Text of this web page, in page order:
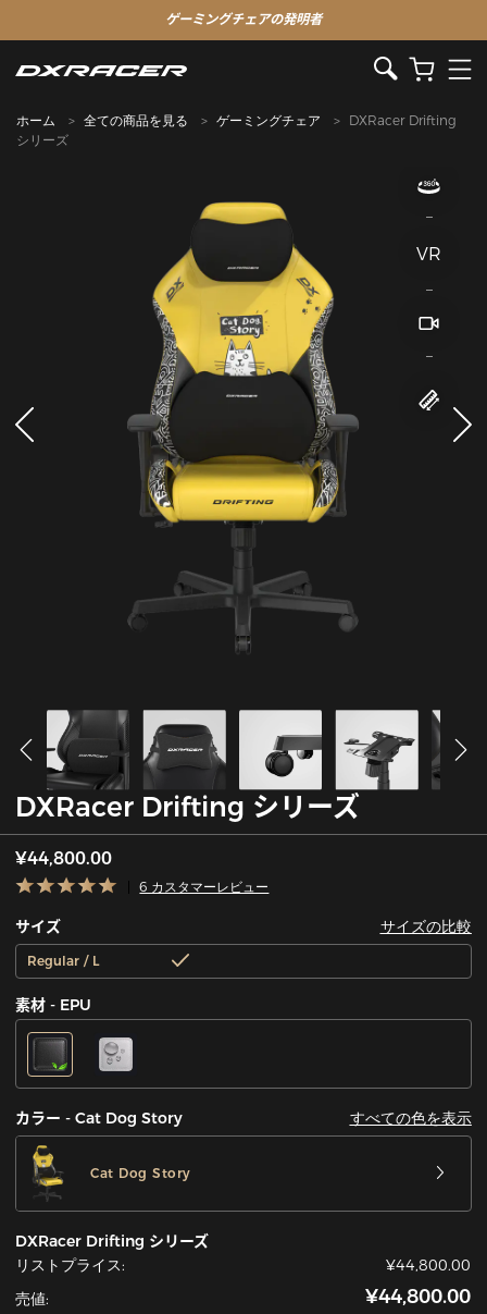
ゲーミングチェアの発明者
ホーム 全ての商品を見る ゲーミングチェア
DXRacer Drifting
シリーズ
VR
DXRacer Drifting シリーズ
¥44,800.00
6 カスタマーレビュー
サイズ サイズの比較
Regular / L
素材 - EPU
カラー - Cat Dog Story すべての色を表示
Cat Dog Story
DXRacer Drifting シリーズ
リストプライス:
¥44,800.00
売値:
¥44,800.00